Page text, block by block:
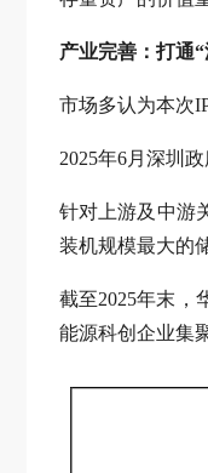
产业完善：打通
市场多认为本次
2025年6月深圳
针对上游及中游
装机规模最大的
截至2025年末，
能源科创企业集